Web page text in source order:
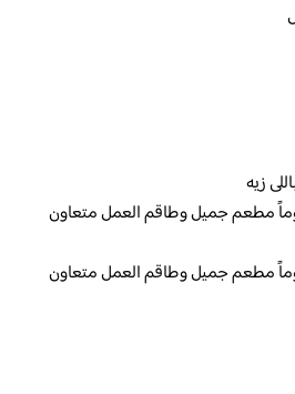
زيه
مطعم جميل وطاقم العمل متعاون
مطعم جميل وطاقم العمل متعاون